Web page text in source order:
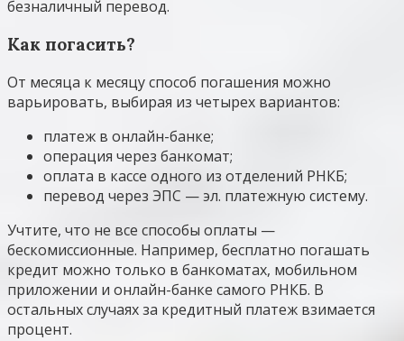
безналичный перевод.
Как погасить?
От месяца к месяцу способ погашения можно
варьировать, выбирая из четырех вариантов:
платеж в онлайн-банке;
операция через банкомат;
оплата в кассе одного из отделений РНКБ;
перевод через ЭПС — эл. платежную систему.
Учтите, что не все способы оплаты —
бескомиссионные. Например, бесплатно погашать
кредит можно только в банкоматах, мобильном
приложении и онлайн-банке самого РНКБ. В
остальных случаях за кредитный платеж взимается
процент.